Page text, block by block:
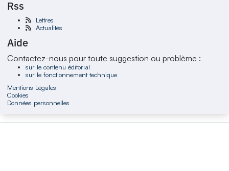
Rss
Lettres
Actualités
Aide
Contactez-nous pour toute suggestion ou problème :
sur le contenu éditorial
sur le fonctionnement technique
Mentions Légales
Cookies
Données personnelles